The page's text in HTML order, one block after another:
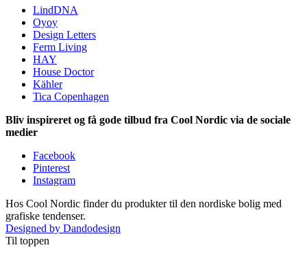
LindDNA
Oyoy
Design Letters
Ferm Living
HAY
House Doctor
Kähler
Tica Copenhagen
Bliv inspireret og få gode tilbud fra Cool Nordic via de sociale
medier
Facebook
Pinterest
Instagram
Hos Cool Nordic finder du produkter til den nordiske bolig med
grafiske tendenser.
Designed by Dandodesign
Til toppen